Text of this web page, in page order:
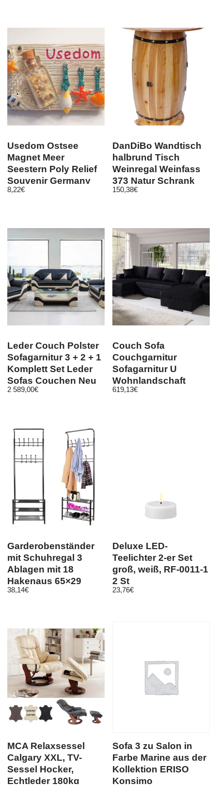
Usedom Ostsee
Magnet Meer
Seestern Poly Relief
Souvenir Germany
Muscheln !
8,22€
DanDiBo Wandtisch
halbrund Tisch
Weinregal Weinfass
373 Natur Schrank
Fass Holz 73 cm
150,38€
Leder Couch Polster
Sofagarnitur 3 + 2 + 1
Komplett Set Leder
Sofas Couchen Neu
2 589,00€
Couch Sofa
Couchgarnitur
Sofagarnitur U
Wohnlandschaft
Schlaffunktion
619,13€
Garderobenständer
mit Schuhregal 3
Ablagen mit 18
Hakenaus 65×29
x192cm 15744
38,14€
Deluxe LED-
Teelichter 2-er Set
groß, weiß, RF-0011-1
2 St
23,76€
MCA Relaxsessel
Calgary XXL, TV-
Sessel Hocker,
Echtleder 180kg
Sofa 3 zu Salon in
Farbe Marine aus der
Kollektion ERISO
Konsimo